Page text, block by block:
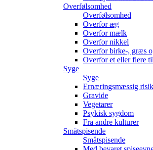
Overfølsomhed
Overfølsomhed
Overfor æg
Overfor mælk
Overfor nikkel
Overfor birke-, græs
Overfor et eller flere
Syge
Syge
Ernæringsmæssig
Gravide
Vegetarer
Psykisk sygdom
Fra andre kulturer
Småtspisende
Småtspisende